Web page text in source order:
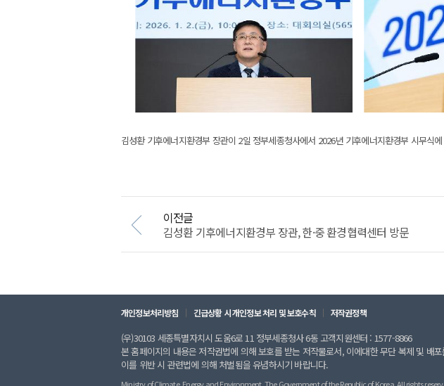
김성환 기후에너지환경부 장관이 2일 정부세종청사에서 2026년 기후에너지환경부 시무식
이전글
김성환 기후에너지환경부 장관, 한·중 환경협력센터 방문
개인정보처리방침 긴급상황 시 개인정보 처리 및 보호수칙 저작권정책
(우)30103 세종특별자치시 도움6로 11 정부세종청사 6동 고객지원센터 : 1577-8866
본 홈페이지의 내용은 저작권법에 의해 보호를 받는 저작물로서, 이에대한 무단 복제 및 배
이를 위반 시 관련법에 의해 처벌됨을 유념하시기 바랍니다.